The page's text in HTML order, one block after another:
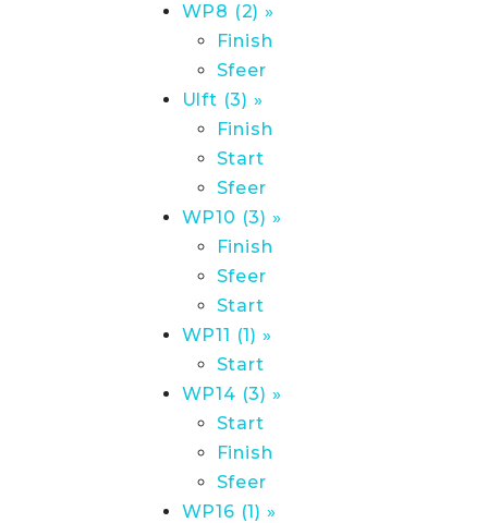
WP8 (2) »
Finish
Sfeer
Ulft (3) »
Finish
Start
Sfeer
WP10 (3) »
Finish
Sfeer
Start
WP11 (1) »
Start
WP14 (3) »
Start
Finish
Sfeer
WP16 (1) »